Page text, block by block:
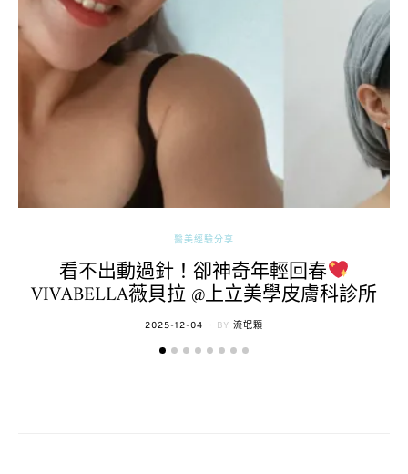
醫美經驗分享
看不出動過針！卻神奇年輕回春
VIVABELLA薇貝拉 @上立美學皮膚科診所
POSTED
2025-12-04 BY 流氓顆